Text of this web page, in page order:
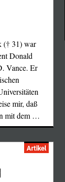
(† 31) war
Donald
Vance. Er
mir, daß
mit dem…
Artikel